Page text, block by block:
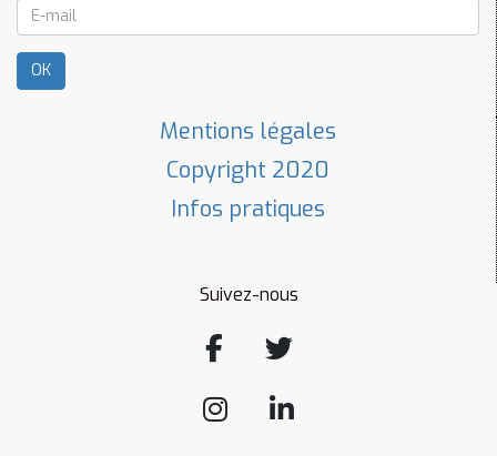
OK
Mentions légales
Copyright 2020
Infos pratiques
Suivez-nous